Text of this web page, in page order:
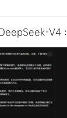
V4：